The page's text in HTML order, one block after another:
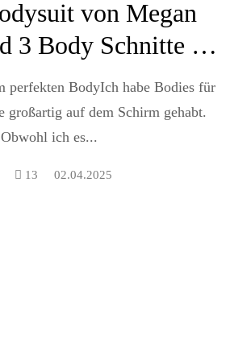
von Megan
3 Body Schnitte im
Vergleich)
perfekten BodyIch habe Bodies für
großartig auf dem Schirm gehabt.
Obwohl ich es...
13 02.04.2025